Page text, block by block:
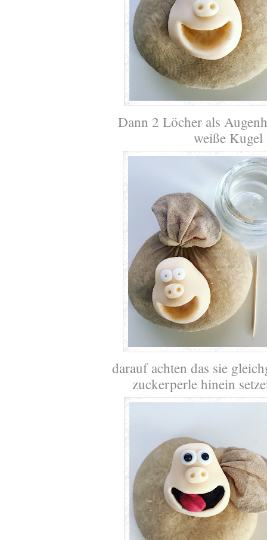
Dann 2 Löcher als
weiße Kugel
darauf achten das sie
zuckerperle hinein